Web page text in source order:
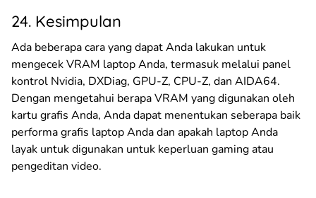
24. Kesimpulan
Ada beberapa cara yang dapat Anda lakukan untuk
mengecek VRAM laptop Anda, termasuk melalui panel
kontrol Nvidia, DXDiag, GPU-Z, CPU-Z, dan AIDA64.
Dengan mengetahui berapa VRAM yang digunakan oleh
kartu grafis Anda, Anda dapat menentukan seberapa baik
performa grafis laptop Anda dan apakah laptop Anda
layak untuk digunakan untuk keperluan gaming atau
pengeditan video.